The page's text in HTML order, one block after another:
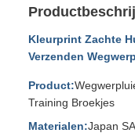
Kleurprint Zachte
Verzenden
Product:
Training Broekjes
Materialen:Japan